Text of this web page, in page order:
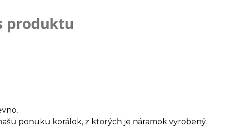
produktu
ponuku korálok, z ktorých je náramok vyrobený.